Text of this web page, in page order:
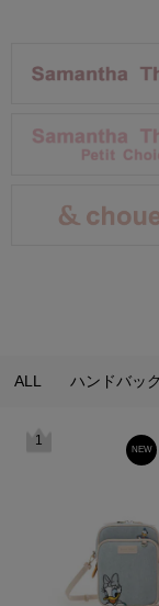
ALL ハンドバッ
1
NEW